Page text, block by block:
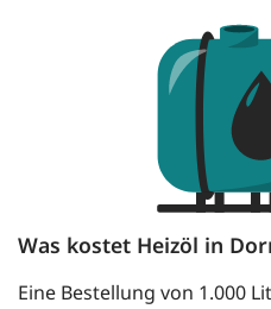
Was kostet Heizöl in
Eine Bestellung von 1.000